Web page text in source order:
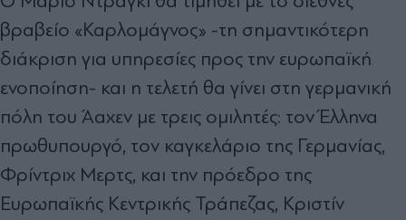
βραβείο «Καρλομάγνος» -τη σημαντικότερη
διάκριση για υπηρεσίες προς την ευρωπαϊκή
ενοποίηση- και η τελετή θα γίνει στη γερμανική
πόλη του Άαχεν με τρεις ομιλητές: τον Έλληνα
πρωθυπουργό, τον καγκελάριο της Γερμανίας,
Φρίντριχ Μερτς, και την πρόεδρο της
Ευρωπαϊκής Κεντρικής Τράπεζας, Κριστίν